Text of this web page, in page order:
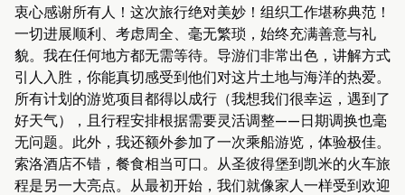
衷心感谢所有人！这次旅行绝对美妙！组织工作堪称典范！
一切进展顺利、考虑周全、毫无繁琐，始终充满善意与礼
貌。我在任何地方都无需等待。导游们非常出色，讲解方式
引人入胜，你能真切感受到他们对这片土地与海洋的热爱。
所有计划的游览项目都得以成行（我想我们很幸运，遇到了
好天气），且行程安排根据需要灵活调整——日期调换也毫
无问题。此外，我还额外参加了一次乘船游览，体验极佳。
索洛酒店不错，餐食相当可口。从圣彼得堡到凯米的火车旅
程是另一大亮点。从最初开始，我们就像家人一样受到欢迎